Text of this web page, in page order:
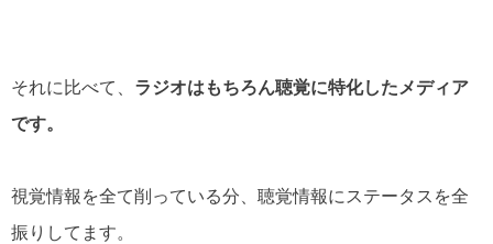
それに比べて、 ラジオはもちろん聴覚に特化したメディア
です。
視覚情報を全て削っている分、聴覚情報にステータスを全
振りしてます。